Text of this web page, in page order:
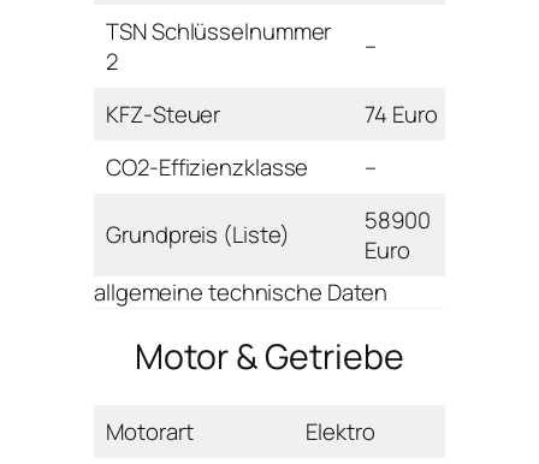
TSN Schlüsselnummer
2
–
KFZ-Steuer
74 Euro
CO2-Effizienzklasse
–
Grundpreis (Liste)
58900
Euro
allgemeine technische Daten
Motor & Getriebe
Motorart
Elektro